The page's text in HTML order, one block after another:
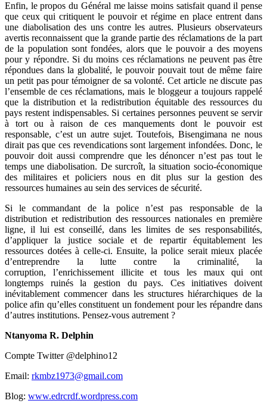
Enfin, le propos du Général me laisse moins satisfait quand il pense
que ceux qui critiquent le pouvoir et régime en place entrent dans
une diabolisation des uns contre les autres. Plusieurs observateurs
avertis reconnaissent que la grande partie des réclamations de la part
de la population sont fondées, alors que le pouvoir a des moyens
pour y répondre. Si du moins ces réclamations ne peuvent pas être
répondues dans la globalité, le pouvoir pouvait tout de même faire
un petit pas pour témoigner de sa volonté. Cet article ne discute pas
l’ensemble de ces réclamations, mais le bloggeur a toujours rappelé
que la distribution et la redistribution équitable des ressources du
pays restent indispensables. Si certaines personnes peuvent se servir
à tort ou à raison de ces manquements dont le pouvoir est
responsable, c’est un autre sujet. Toutefois, Bisengimana ne nous
dirait pas que ces revendications sont largement infondées. Donc, le
pouvoir doit aussi comprendre que les dénoncer n’est pas tout le
temps une diabolisation. De surcroît, la situation socio-économique
des militaires et policiers nous en dit plus sur la gestion des
ressources humaines au sein des services de sécurité.
Si le commandant de la police n’est pas responsable de la
distribution et redistribution des ressources nationales en première
ligne, il lui est conseillé, dans les limites de ses responsabilités,
d’appliquer la justice sociale et de repartir équitablement les
ressources dotées à celle-ci. Ensuite, la police serait mieux placée
d’entreprendre la lutte contre la criminalité, la
corruption, l’enrichissement illicite et tous les maux qui ont
longtemps ruinés la gestion du pays. Ces initiatives doivent
inévitablement commencer dans les structures hiérarchiques de la
police afin qu’elles constituent un fondement pour les répandre dans
d’autres institutions. Pensez-vous autrement ?
Ntanyoma R. Delphin
Compte Twitter @delphino12
Email: rkmbz1973@gmail.com
Blog: www.edrcrdf.wordpress.com